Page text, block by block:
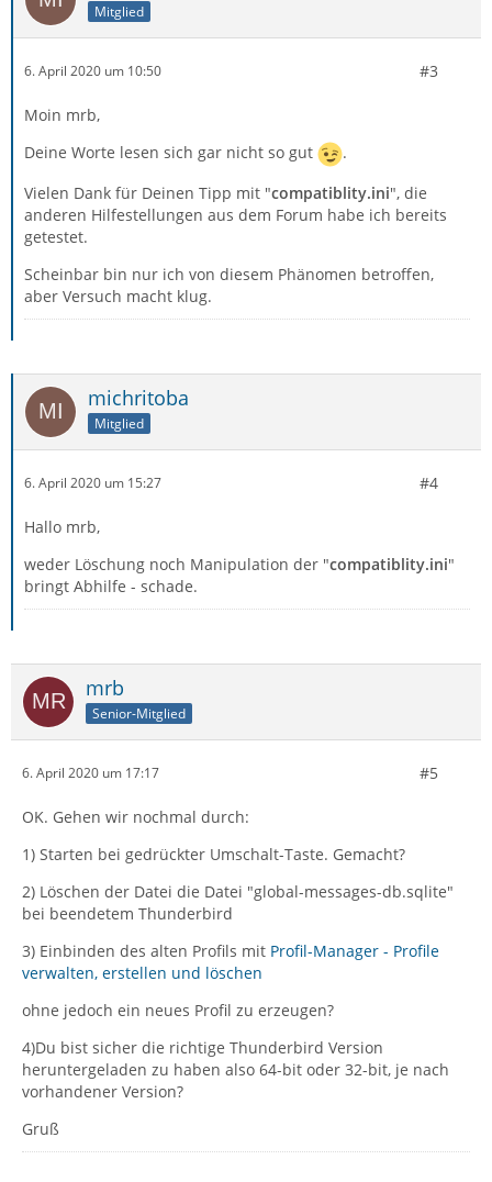
Mitglied
6. April 2020 um 10:50 #3
Moin mrb,
Deine Worte lesen sich gar nicht so gut
.
Vielen Dank für Deinen Tipp mit "compatiblity.ini", die
anderen Hilfestellungen aus dem Forum habe ich bereits
getestet.
Scheinbar bin nur ich von diesem Phänomen betroffen,
aber Versuch macht klug.
michritoba
Mitglied
6. April 2020 um 15:27 #4
Hallo mrb,
weder Löschung noch Manipulation der "compatiblity.ini"
bringt Abhilfe - schade.
mrb
Senior-Mitglied
6. April 2020 um 17:17 #5
OK. Gehen wir nochmal durch:
1) Starten bei gedrückter Umschalt-Taste. Gemacht?
2) Löschen der Datei die Datei "global-messages-db.sqlite"
bei beendetem Thunderbird
3) Einbinden des alten Profils mit Profil-Manager - Profile
verwalten, erstellen und löschen
ohne jedoch ein neues Profil zu erzeugen?
4)Du bist sicher die richtige Thunderbird Version
heruntergeladen zu haben also 64-bit oder 32-bit, je nach
vorhandener Version?
Gruß